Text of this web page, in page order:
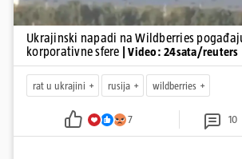
Ukrajinski napadi na Wildberries
korporativne sfere
| Video: 24sata/reuters
rat u ukrajini rusija wildberries
7 10